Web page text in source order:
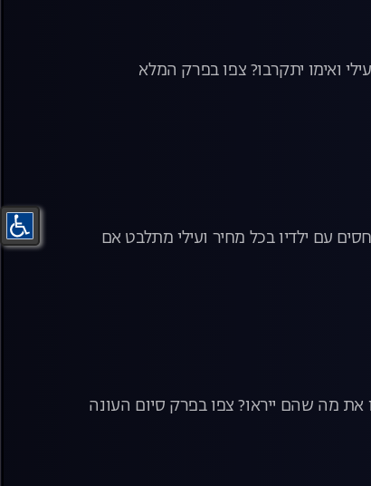
ואימו יתקרבו? צפו בפרק המלא
עם ילדיו בכל מחיר ועילי מתלבט אם
מה שהם ייראו? צפו בפרק סיום העונה